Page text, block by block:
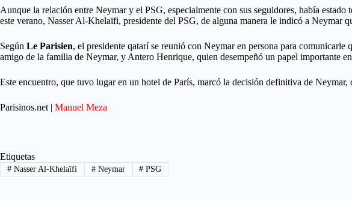
Aunque la relación entre Neymar y el PSG, especialmente con sus seguidores, había
este verano, Nasser Al-Khelaïfi, presidente del PSG, de alguna manera le indicó a Neymar
Según Le Parisien, el presidente qatarí se reunió con Neymar en persona para
amigo de la familia de Neymar, y Antero Henrique, quien desempeñó un papel importante
Este encuentro, que tuvo lugar en un hotel de París, marcó la decisión definitiva de
Parisinos.net | Manuel Meza
Etiquetas
#Nasser Al-Khelaïfi #Neymar # PSG